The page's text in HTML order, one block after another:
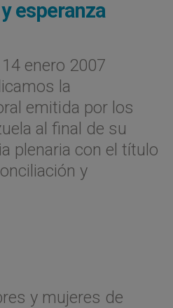
esperanza
enero 2007
la
emitida por los
al final de su
plenaria con el título
y
y mujeres de